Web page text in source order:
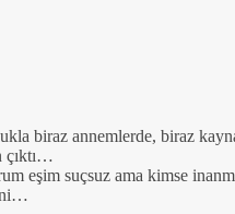
biraz annemlerde, biraz
çıktı…
eşim suçsuz ama kimse